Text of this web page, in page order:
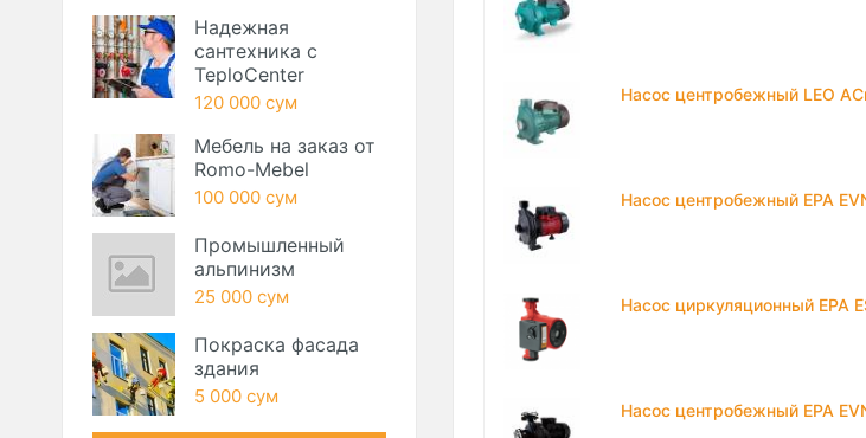
Насос центробежный LEO
Насос центробежный EPA
Насос циркуляционный EPA
Насос центробежный EPA
Надежная
сантехника с
TeploCenter
120 000 сум
Мебель на заказ от
Romo-Mebel
100 000 сум
Промышленный
альпинизм
25 000 сум
Покраска фасада
здания
5 000 сум